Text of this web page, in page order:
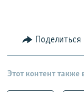
Поделиться
Этот контент также